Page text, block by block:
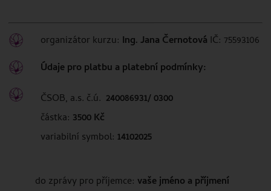
organizátor kurzu: Ing. Jana Černotová IČ: 75593106
Údaje pro platbu a platební podmínky:
ČSOB, a.s. č.ú. 240086931/ 0300
částka: 3500 Kč
variabilní symbol: 14102025
do zprávy pro příjemce: vaše jméno a příjmení